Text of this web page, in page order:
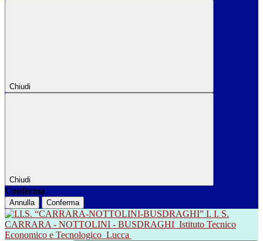
Chiudi
Chiudi
Conferma
Annulla Conferma
I. I. S.
CARRARA - NOTTOLINI - BUSDRAGHI Istituto Tecnico
Economico e Tecnologico Lucca